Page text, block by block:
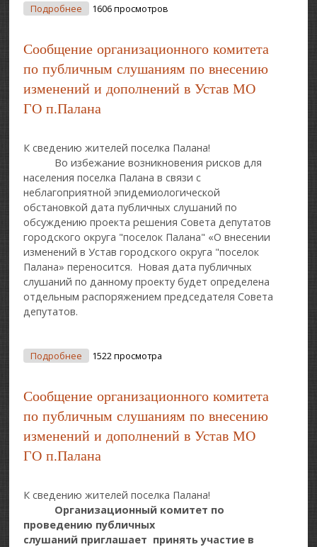
Подробнее О Оповещение Об Отмене Проведения
2019 Год»
1606 просмотров
Сообщение организационного комитета
по публичным слушаниям по внесению
изменений и дополнений в Устав МО
ГО п.Палана
К сведению жителей поселка Палана!
Во избежание возникновения рисков для
населения поселка Палана в связи с
неблагоприятной эпидемиологической
обстановкой дата публичных слушаний по
обсуждению проекта решения Совета депутатов
городского округа "поселок Палана" «О внесении
изменений в Устав городского округа "поселок
Палана» переносится. Новая дата публичных
слушаний по данному проекту будет определена
отдельным распоряжением председателя Совета
депутатов.
Подробнее О Сообщение Организационного Комитета По
1522 просмотра
Сообщение организационного комитета
по публичным слушаниям по внесению
изменений и дополнений в Устав МО
ГО п.Палана
К сведению жителей поселка Палана!
Организационный комитет по
проведению публичных
слушаний приглашает принять участие в